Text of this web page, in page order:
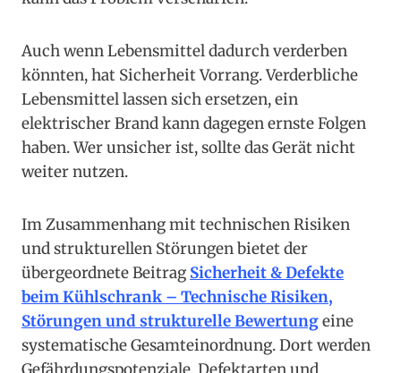
Auch wenn Lebensmittel dadurch verderben
könnten, hat Sicherheit Vorrang. Verderbliche
Lebensmittel lassen sich ersetzen, ein
elektrischer Brand kann dagegen ernste Folgen
haben. Wer unsicher ist, sollte das Gerät nicht
weiter nutzen.
Im Zusammenhang mit technischen Risiken
und strukturellen Störungen bietet der
übergeordnete Beitrag Sicherheit & Defekte
beim Kühlschrank – Technische Risiken,
Störungen und strukturelle Bewertungeine
systematische Gesamteinordnung. Dort werden